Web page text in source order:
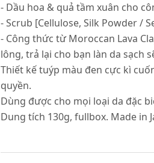
- Dầu hoa & quả tầm xuân cho
- Scrub [Cellulose, Silk Powder /
- Công thức từ Moroccan Lava
lông, trả lại cho bạn làn da sạch
Thiết kế tuýp màu đen cực kì
quyền.
Dùng được cho mọi loại da đặc
Dung tích 130g, fullbox. Made in